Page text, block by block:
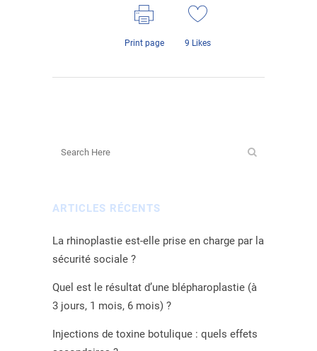
Print page 9 Likes
ARTICLES RÉCENTS
La rhinoplastie est-elle prise en charge par la
sécurité sociale ?
Quel est le résultat d’une blépharoplastie (à
3 jours, 1 mois, 6 mois) ?
Injections de toxine botulique : quels effets